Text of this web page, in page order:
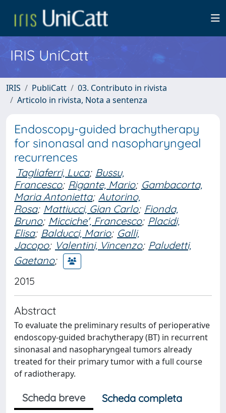
IRIS UniCatt
IRIS PubliCatt
03. Contributo in rivista
Articolo in rivista, Nota a sentenza
Endoscopy-guided brachytherapy
for sinonasal and nasopharyngeal
recurrences
Tagliaferri, Luca; Bussu,
Francesco; Rigante, Mario; Gambacorta,
Maria Antonietta; Autorino,
Rosa; Mattiucci, Gian Carlo; Fionda,
Bruno; Micciche', Francesco; Placidi,
Elisa; Balducci, Mario; Galli,
Jacopo; Valentini, Vincenzo; Paludetti,
Gaetano;
2015
Abstract
To evaluate the preliminary results of perioperative
endoscopy-guided brachytherapy (BT) in recurrent
sinonasal and nasopharyngeal tumors already
treated for their primary tumor with a full course
of radiotherapy.
Scheda breve
Scheda completa